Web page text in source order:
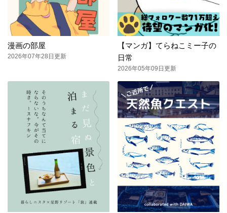
漫画の部屋
2026年07年28日更新
【マンガ】てらねこミー子の
日常
2026年05年09日更新